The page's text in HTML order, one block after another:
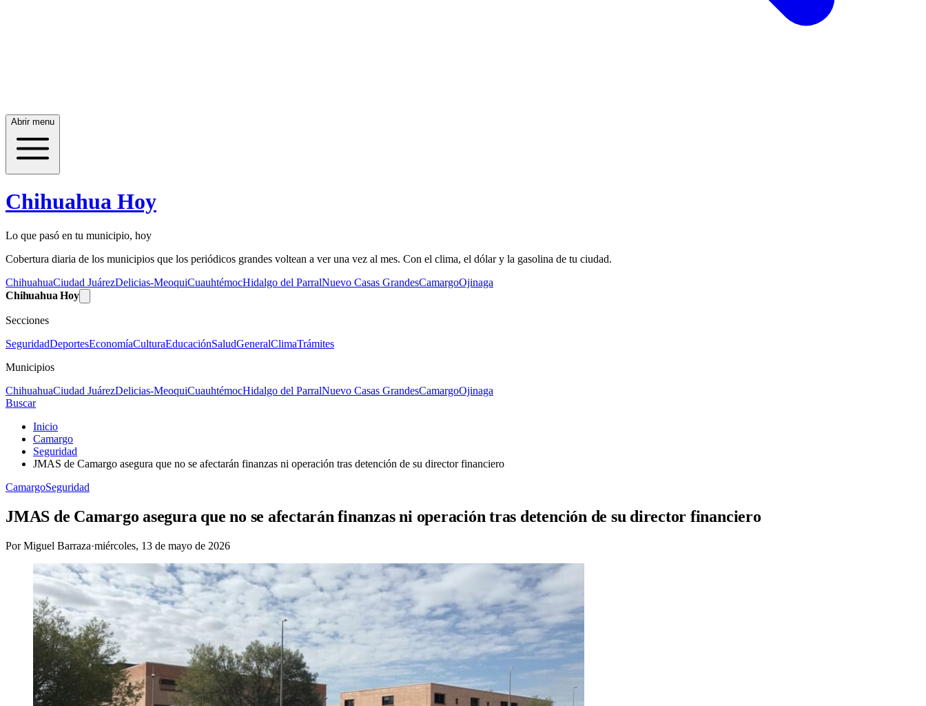
Abrir menu
Chihuahua Hoy
Lo que pasó en tu municipio, hoy
Cobertura diaria de los municipios que los periódicos grandes voltean a ver una vez al mes. Con el clima, el dólar y la gasolina de tu ciudad.
ChihuahuaCiudad JuárezDelicias-MeoquiCuauhtémocHidalgo del ParralNuevo Casas GrandesCamargoOjinaga
Chihuahua Hoy
Secciones
SeguridadDeportesEconomíaCulturaEducaciónSaludGeneralClimaTrámites
Municipios
ChihuahuaCiudad JuárezDelicias-MeoquiCuauhtémocHidalgo del ParralNuevo Casas GrandesCamargoOjinaga
Buscar
Inicio
Camargo
Seguridad
JMAS de Camargo asegura que no se afectarán finanzas ni operación tras detención de su director financiero
CamargoSeguridad
JMAS de Camargo asegura que no se afectarán finanzas ni operación tras detención de su director financiero
PorMiguel Barraza·miércoles, 13 de mayo de 2026